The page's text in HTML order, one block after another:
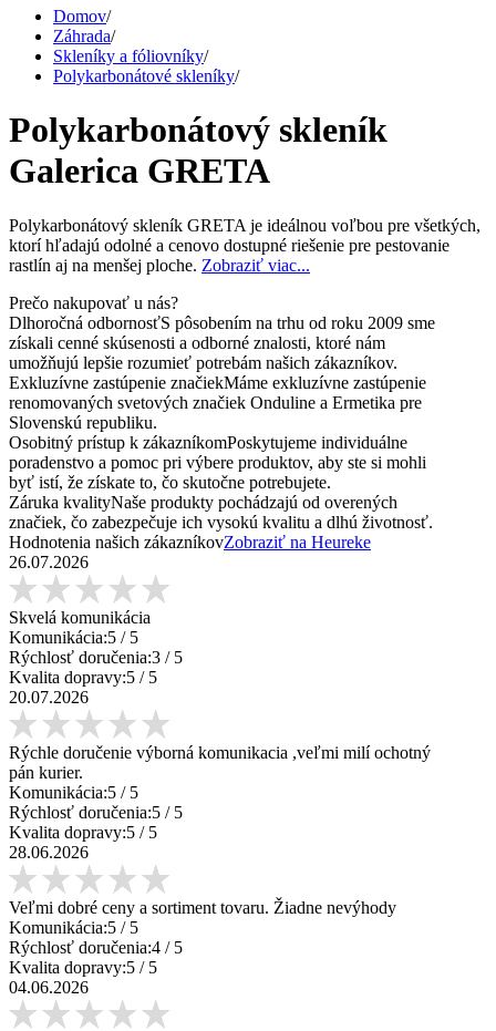
Domov/
Záhrada/
Skleníky a fóliovníky/
Polykarbonátové skleníky/
Polykarbonátový skleník
Galerica GRETA
Polykarbonátový skleník GRETA je ideálnou voľbou pre všetkých,
ktorí hľadajú odolné a cenovo dostupné riešenie pre pestovanie
rastlín aj na menšej ploche. Zobraziť viac...
Prečo nakupovať u nás?
Dlhoročná odbornosťS pôsobením na trhu od roku 2009 sme
získali cenné skúsenosti a odborné znalosti, ktoré nám
umožňujú lepšie rozumieť potrebám našich zákazníkov.
Exkluzívne zastúpenie značiekMáme exkluzívne zastúpenie
renomovaných svetových značiek Onduline a Ermetika pre
Slovenskú republiku.
Osobitný prístup k zákazníkomPoskytujeme individuálne
poradenstvo a pomoc pri výbere produktov, aby ste si mohli
byť istí, že získate to, čo skutočne potrebujete.
Záruka kvalityNaše produkty pochádzajú od overených
značiek, čo zabezpečuje ich vysokú kvalitu a dlhú životnosť.
Hodnotenia našich zákazníkovZobraziť na Heureke
26.07.2026
Skvelá komunikácia
Komunikácia:5 / 5
Rýchlosť doručenia:3 / 5
Kvalita dopravy:5 / 5
20.07.2026
Rýchle doručenie výborná komunikacia ,veľmi milí ochotný
pán kurier.
Komunikácia:5 / 5
Rýchlosť doručenia:5 / 5
Kvalita dopravy:5 / 5
28.06.2026
Veľmi dobré ceny a sortiment tovaru. Žiadne nevýhody
Komunikácia:5 / 5
Rýchlosť doručenia:4 / 5
Kvalita dopravy:5 / 5
04.06.2026